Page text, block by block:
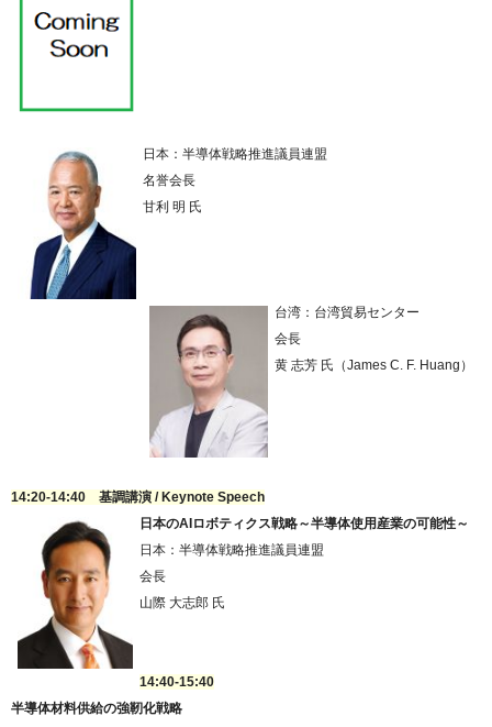
日本：半導体戦略推進議員連盟
名誉会長
甘利 明 氏
台湾：台湾貿易センター
会長
黄 志芳 氏（James C. F. Huang）
14:20-14:40 基調講演 / Keynote Speech
日本のAIロボティクス戦略～半導体使用産業の可能性～
日本：半導体戦略推進議員連盟
会長
山際 大志郎 氏
14:40-15:40
半導体材料供給の強靭化戦略